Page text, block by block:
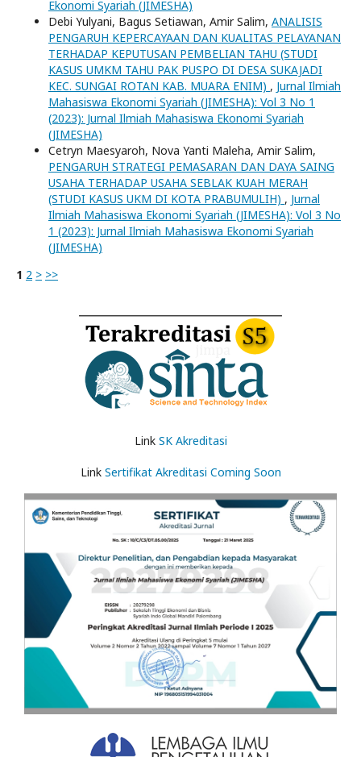
Ekonomi Syariah (JIMESHA)
Debi Yulyani, Bagus Setiawan, Amir Salim, ANALISIS
PENGARUH KEPERCAYAAN DAN KUALITAS PELAYANAN
TERHADAP KEPUTUSAN PEMBELIAN TAHU (STUDI
KASUS UMKM TAHU PAK PUSPO DI DESA SUKAJADI
KEC. SUNGAI ROTAN KAB. MUARA ENIM) , Jurnal Ilmiah
Mahasiswa Ekonomi Syariah (JIMESHA): Vol 3 No 1
(2023): Jurnal Ilmiah Mahasiswa Ekonomi Syariah
(JIMESHA)
Cetryn Maesyaroh, Nova Yanti Maleha, Amir Salim,
PENGARUH STRATEGI PEMASARAN DAN DAYA SAING
USAHA TERHADAP USAHA SEBLAK KUAH MERAH
(STUDI KASUS UKM DI KOTA PRABUMULIH) , Jurnal
Ilmiah Mahasiswa Ekonomi Syariah (JIMESHA): Vol 3 No
1 (2023): Jurnal Ilmiah Mahasiswa Ekonomi Syariah
(JIMESHA)
1 2 > >>
Link SK Akreditasi
Link Sertifikat Akreditasi Coming Soon